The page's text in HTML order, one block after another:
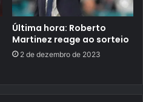
Última hora: Roberto
Martinez reage ao sorteio
2 de dezembro de 2023